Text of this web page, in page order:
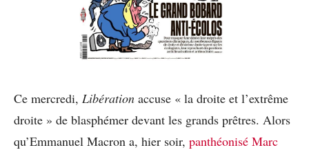
Ce mercredi, Libération accuse « la droite et l’extrême
droite » de blasphémer devant les grands prêtres. Alors
qu’Emmanuel Macron a, hier soir, panthéonisé Marc